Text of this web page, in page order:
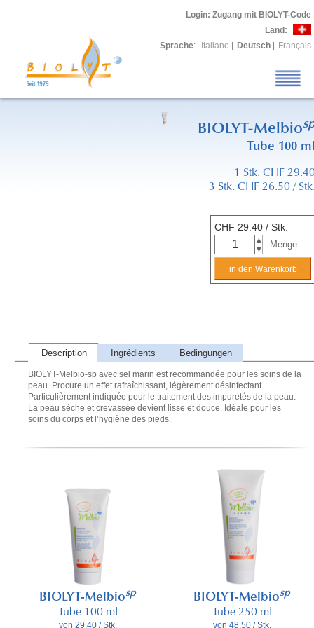
Login: Zugang mit BIOLYT-Code
Land:
Sprache: Italiano Deutsch Français
BIOLYT-Melbio
Tube 100
1 Stk. CHF
3 Stk. CHF 26.50 /
CHF 29.40 / Stk.
Menge
Description Ingrédients Bedingungen
BIOLYT-Melbio-sp avec sel marin est recommandée pour les soins de la
peau. Procure un effet rafraîchissant, légèrement désinfectant.
Particulièrement indiquée pour le traitement des impuretés de la peau.
La peau sèche et crevassée devient lisse et douce. Idéale pour les
soins du corps et l’hygiène des pieds.
BIOLYT-Melbiosp
Tube 100 ml
von 29.40 / Stk.
BIOLYT-Melbiosp
Tube 250 ml
von 48.50 / Stk.